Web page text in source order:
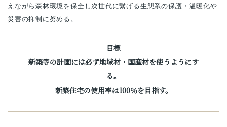
えながら森林環境を保全し次世代に繋げる生態系の保護・温暖化や
災害の抑制に努める。
目標
新築等の計画には必ず地域材・国産材を使うようにす
る。
新築住宅の使用率は100％を目指す。